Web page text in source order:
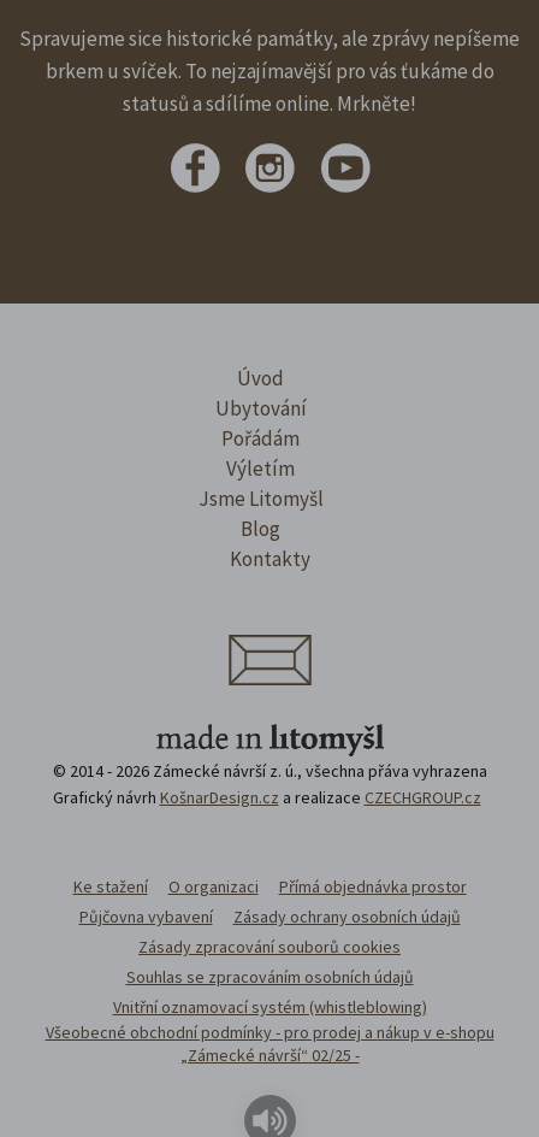
Spravujeme sice historické památky, ale zprávy nepíšeme
brkem u svíček. To nejzajímavější pro vás ťukáme do
statusů a sdílíme online. Mrkněte!
Úvod
Ubytování
Pořádám
Výletím
Jsme Litomyšl
Blog
Kontakty
© 2014 - 2026 Zámecké návrší z. ú., všechna přáva vyhrazena
Grafický návrh KošnarDesign.cz a realizace CZECHGROUP.cz
Ke stažení O organizaci
Přímá objednávka prostor
Půjčovna vybavení
Zásady ochrany osobních údajů
Zásady zpracování souborů cookies
Souhlas se zpracováním osobních údajů
Vnitřní oznamovací systém (whistleblowing)
Všeobecné obchodní podmínky - pro prodej a nákup v e-shopu
„Zámecké návrší“ 02/25 -